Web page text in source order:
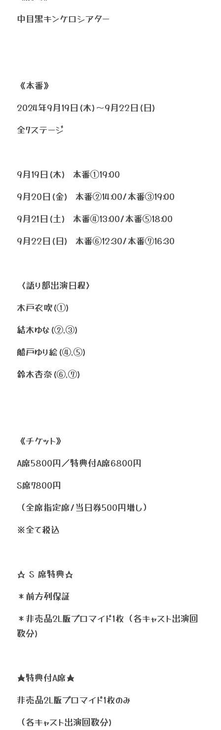
中目黒キンケロシアター
《本番》
2024年9月19日(木)〜9月22日(日)
全7ステージ
9月19日(木)  本番①19:00
9月20日(金)  本番②14:00/本番③19:00
9月21日(土)  本番④13:00/本番⑤18:00
9月22日(日)  本番⑥12:30/本番⑦16:30
〈語り部出演日程〉
木戸衣吹(①)
結木ゆな(②,③)
船戸ゆり絵(④,⑤)
鈴木杏奈(⑥,⑦)
《チケット》
A席5800円／特典付A席6800円
S席7800円
（全席指定席/当日券500円増し）
※全て税込
☆ S 席特典☆
＊前方列保証
＊非売品2L版ブロマイド1枚（各キャスト出演回
数分)
★特典付A席★
非売品2L版ブロマイド1枚のみ
（各キャスト出演回数分)